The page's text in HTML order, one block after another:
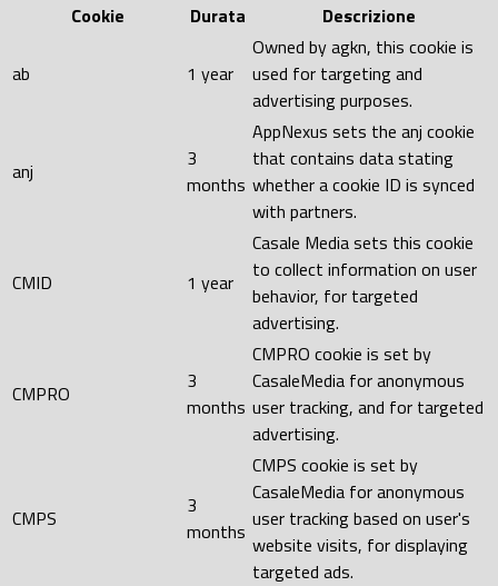
Cookie
Durata Descrizione
ab 1 year
Owned by agkn, this cookie is
used for targeting and
advertising purposes.
anj
3
months
AppNexus sets the anj cookie
that contains data stating
whether a cookie ID is synced
with partners.
CMID 1 year
Casale Media sets this cookie
to collect information on user
behavior, for targeted
advertising.
CMPRO
3
months
CMPRO cookie is set by
CasaleMedia for anonymous
user tracking, and for targeted
advertising.
CMPS
3
months
CMPS cookie is set by
CasaleMedia for anonymous
user tracking based on user's
website visits, for displaying
targeted ads.